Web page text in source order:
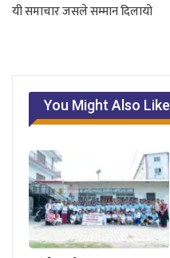
यी समाचार जसले सम्मान दिलायो
You Might Also Like